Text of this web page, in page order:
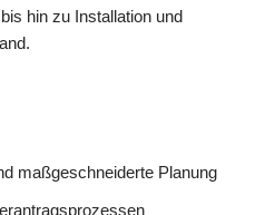
hin zu Installation und
maßgeschneiderte Planung